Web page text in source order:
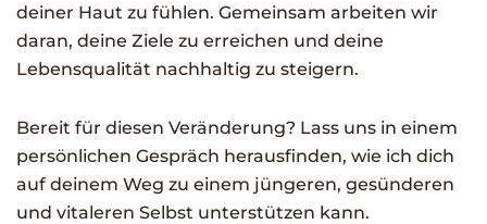
deiner Haut zu fühlen. Gemeinsam arbeiten wir
daran, deine Ziele zu erreichen und deine
Lebensqualität nachhaltig zu steigern.
Bereit für diesen Veränderung? Lass uns in einem
persönlichen Gespräch herausfinden, wie ich dich
auf deinem Weg zu einem jüngeren, gesünderen
und vitaleren Selbst unterstützen kann.